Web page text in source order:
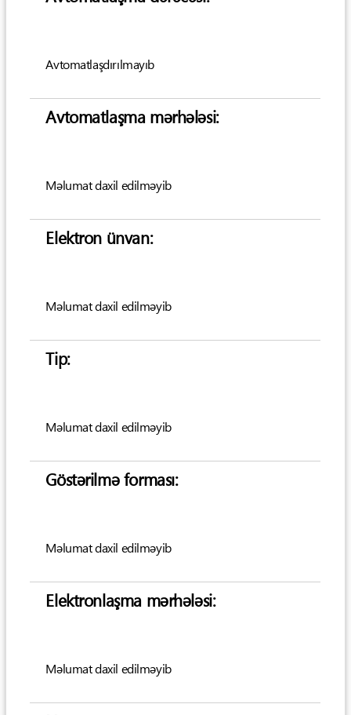
Avtomatlaşdırılmayıb
Avtomatlaşma mərhələsi:
Məlumat daxil edilməyib
Elektron ünvan:
Məlumat daxil edilməyib
Tip:
Məlumat daxil edilməyib
Göstərilmə forması:
Məlumat daxil edilməyib
Elektronlaşma mərhələsi:
Məlumat daxil edilməyib